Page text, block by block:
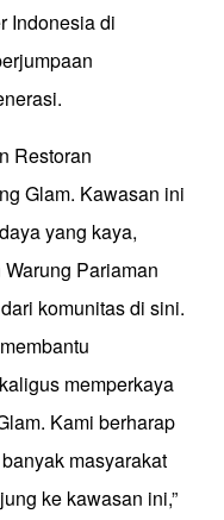
Indonesia di
Restoran
Glam. Kawasan ini
yang kaya,
Pariaman
komunitas di sini.
memperkaya
Kami berharap
masyarakat
ke kawasan ini,”